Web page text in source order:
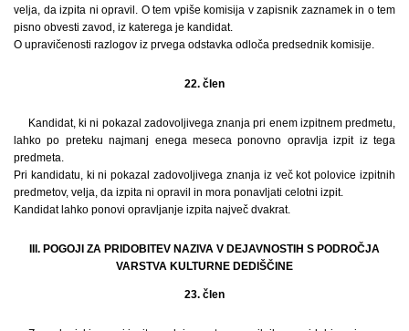
velja, da izpita ni opravil. O tem vpiše komisija v zapisnik zaznamek in o tem
pisno obvesti zavod, iz katerega je kandidat.
O upravičenosti razlogov iz prvega odstavka odloča predsednik komisije.
22. člen
Kandidat, ki ni pokazal zadovoljivega znanja pri enem izpitnem predmetu,
lahko po preteku najmanj enega meseca ponovno opravlja izpit iz tega
predmeta.
Pri kandidatu, ki ni pokazal zadovoljivega znanja iz več kot polovice izpitnih
predmetov, velja, da izpita ni opravil in mora ponavljati celotni izpit.
Kandidat lahko ponovi opravljanje izpita največ dvakrat.
III. POGOJI ZA PRIDOBITEV NAZIVA V DEJAVNOSTIH S PODROČJA
VARSTVA KULTURNE DEDIŠČINE
23. člen